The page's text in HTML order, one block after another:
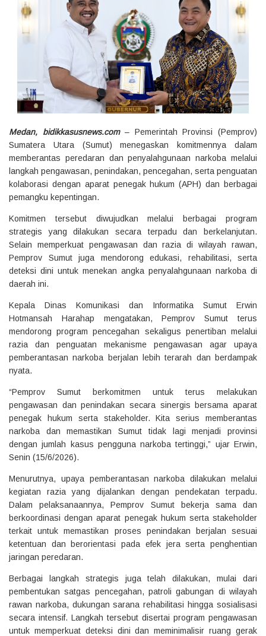
Medan, bidikkasusnews.com– Pemerintah Provinsi (Pemprov)
Sumatera Utara (Sumut) menegaskan komitmennya dalam
memberantas peredaran dan penyalahgunaan narkoba melalui
langkah pengawasan, penindakan, pencegahan, serta penguatan
kolaborasi dengan aparat penegak hukum (APH) dan berbagai
pemangku kepentingan.
Komitmen tersebut diwujudkan melalui berbagai program
strategis yang dilakukan secara terpadu dan berkelanjutan.
Selain memperkuat pengawasan dan razia di wilayah rawan,
Pemprov Sumut juga mendorong edukasi, rehabilitasi, serta
deteksi dini untuk menekan angka penyalahgunaan narkoba di
daerah ini.
Kepala Dinas Komunikasi dan Informatika Sumut Erwin
Hotmansah Harahap mengatakan, Pemprov Sumut terus
mendorong program pencegahan sekaligus penertiban melalui
razia dan penguatan mekanisme pengawasan agar upaya
pemberantasan narkoba berjalan lebih terarah dan berdampak
nyata.
“Pemprov Sumut berkomitmen untuk terus melakukan
pengawasan dan penindakan secara sinergis bersama aparat
penegak hukum serta stakeholder. Kita serius memberantas
narkoba dan memastikan Sumut tidak lagi menjadi provinsi
dengan jumlah kasus pengguna narkoba tertinggi,” ujar Erwin,
Senin (15/6/2026).
Menurutnya, upaya pemberantasan narkoba dilakukan melalui
kegiatan razia yang dijalankan dengan pendekatan terpadu.
Dalam pelaksanaannya, Pemprov Sumut bekerja sama dan
berkoordinasi dengan aparat penegak hukum serta stakeholder
terkait untuk memastikan proses penindakan berjalan sesuai
ketentuan dan berorientasi pada efek jera serta penghentian
jaringan peredaran.
Berbagai langkah strategis juga telah dilakukan, mulai dari
pembentukan satgas pencegahan, patroli gabungan di wilayah
rawan narkoba, dukungan sarana rehabilitasi hingga sosialisasi
secara intensif. Langkah tersebut disertai program pengawasan
untuk memperkuat deteksi dini dan meminimalisir ruang gerak